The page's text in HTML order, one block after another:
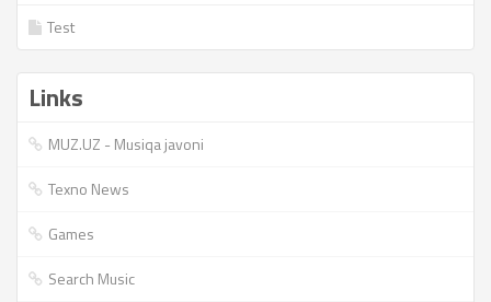
Test
Links
MUZ.UZ - Musiqa javoni
Texno News
Games
Search Music